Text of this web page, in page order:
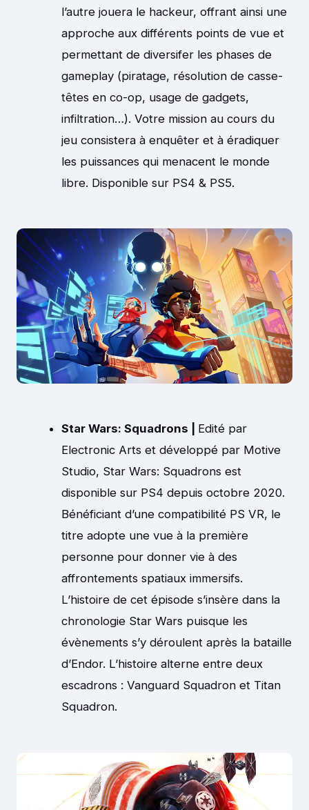
l’autre jouera le hackeur, offrant ainsi une
approche aux différents points de vue et
permettant de diversifer les phases de
gameplay (piratage, résolution de casse-
têtes en co-op, usage de gadgets,
infiltration…). Votre mission au cours du
jeu consistera à enquêter et à éradiquer
les puissances qui menacent le monde
libre. Disponible sur PS4 & PS5.
Star Wars: Squadrons | Edité par
Electronic Arts et développé par Motive
Studio, Star Wars: Squadrons est
disponible sur PS4 depuis octobre 2020.
Bénéficiant d’une compatibilité PS VR, le
titre adopte une vue à la première
personne pour donner vie à des
affrontements spatiaux immersifs.
L’histoire de cet épisode s’insère dans la
chronologie Star Wars puisque les
évènements s’y déroulent après la bataille
d’Endor. L’histoire alterne entre deux
escadrons : Vanguard Squadron et Titan
Squadron.